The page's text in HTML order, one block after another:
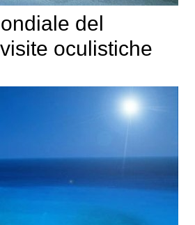
del
oculistiche